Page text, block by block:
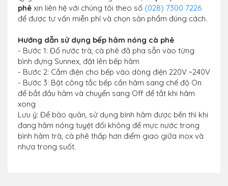
phê xin liên hệ với chúng tôi theo số (028) 7300 7226
để được tư vấn miễn phí và chọn sản phẩm đúng cách.
Hướng dẫn sử dụng bếp hâm nóng cà phê
- Bước 1: Đổ nước trà, cà phê đã pha sẵn vào từng
bình đựng Sunnex, đặt lên bếp hâm
- Bước 2: Cắm điện cho bếp vào dòng điện 220V ~240V
- Bước 3: Bật công tắc bếp cần hâm sang chế độ On
để bắt đầu hâm và chuyển sang Off để tắt khi hâm
xong
Lưu ý: Để bảo quản, sử dụng bình hâm được bền thì khi
đang hâm nóng tuyệt đối không để mực nước trong
bình hâm trà, cà phê thấp hơn điểm giao giữa inox và
nhựa trong suốt.